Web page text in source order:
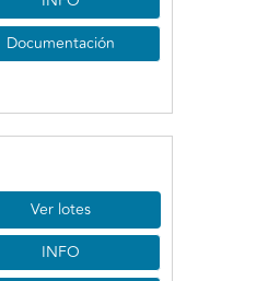
Documentación
Ver lotes
INFO